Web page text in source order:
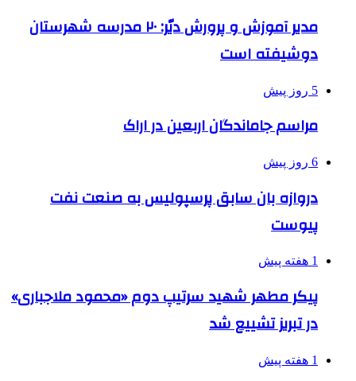
مدیر آموزش و پرورش دیّر: ۲۰ مدرسه شهرستان
دوشیفته است
5 روز پیش
مراسم جاماندگان اربعین در اراک
6 روز پیش
دروازه بان سابق پرسپولیس به صنعت نفت
پیوست
1 هفته پیش
پیکر مطهر شهید سرتیپ دوم «محمود ملاجباری»
در تبریز تشییع شد
1 هفته پیش